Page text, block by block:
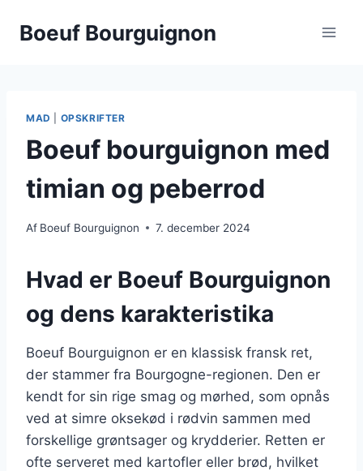
Boeuf Bourguignon
MAD OPSKRIFTER
Boeuf bourguignon med
timian og peberrod
Af Boeuf Bourguignon 7. december 2024
Hvad er Boeuf Bourguignon
og dens karakteristika
Boeuf Bourguignon er en klassisk fransk ret,
der stammer fra Bourgogne-regionen. Den er
kendt for sin rige smag og mørhed, som opnås
ved at simre oksekød i rødvin sammen med
forskellige grøntsager og krydderier. Retten er
ofte serveret med kartofler eller brød, hvilket